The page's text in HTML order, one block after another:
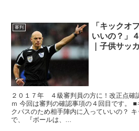
審判
「キックオ
いいの？」
｜子供サッ
２０１７年 ４級審判員の方に！改正点確
ｍ 今回は審判の確認事項の４回目です。
クパスのため相手陣内に入っていいの？
で、 『ボールは、...